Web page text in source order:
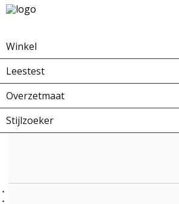
Winkel
Leestest
Overzetmaat
Stijlzoeker
Home Winkel